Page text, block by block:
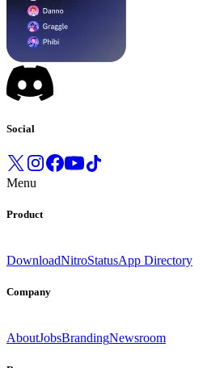
Social
Menu
Product
DownloadNitroStatusApp Directory
Company
AboutJobsBrandingNewsroom